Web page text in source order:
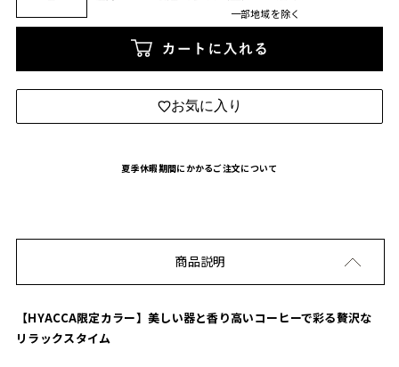
一部地域を除く
カートに入れる
お気に入り
夏季休暇期間にかかるご注文について
商品説明
【HYACCA限定カラー】美しい器と香り高いコーヒーで彩る贅沢な
リラックスタイム